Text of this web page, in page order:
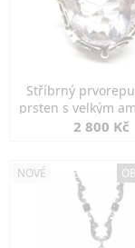
Stříbrný
prsten s velkým
2 800 Kč
NOVÉ